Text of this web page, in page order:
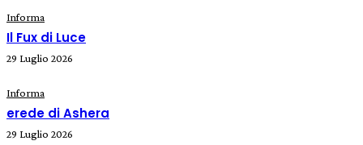
Informa
Il Fux di Luce
29 Luglio 2026
Informa
erede di Ashera
29 Luglio 2026